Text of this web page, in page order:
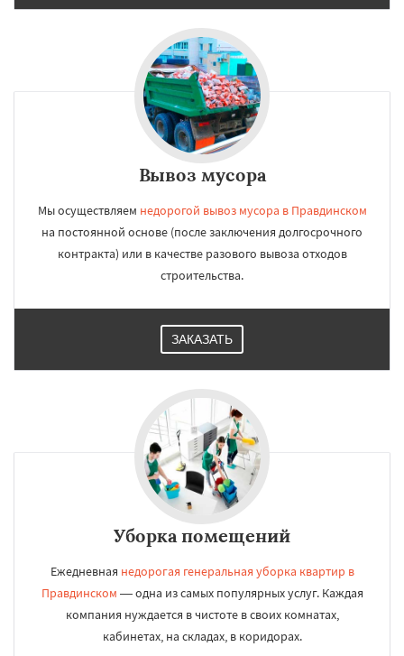
регионам
Родники Свердловск
Софрино Томилино Тучково
Удельная Фосфоритный
Черкизово Черусти
Вывоз мусора
Мы осуществляем недорогой вывоз мусора в Правдинском
на постоянной основе (после заключения долгосрочного
контракта) или в качестве разового вывоза отходов
строительства.
ЗАКАЗАТЬ
Уборка помещений
Ежедневная недорогая генеральная уборка квартир в
Правдинском — одна из самых популярных услуг. Каждая
компания нуждается в чистоте в своих комнатах,
кабинетах, на складах, в коридорах.
Даю согласие на обработку персональных данных